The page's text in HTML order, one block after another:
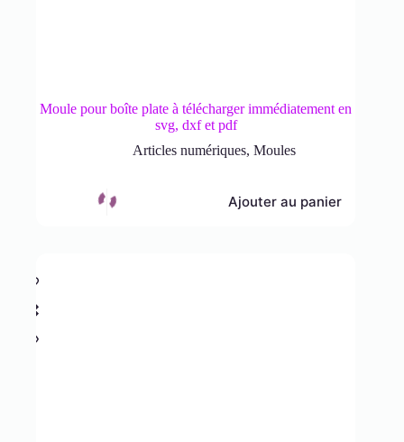
Moule pour boîte plate à télécharger immédiatement en
svg, dxf et pdf
Articles numériques, Moules
Ajouter au panier